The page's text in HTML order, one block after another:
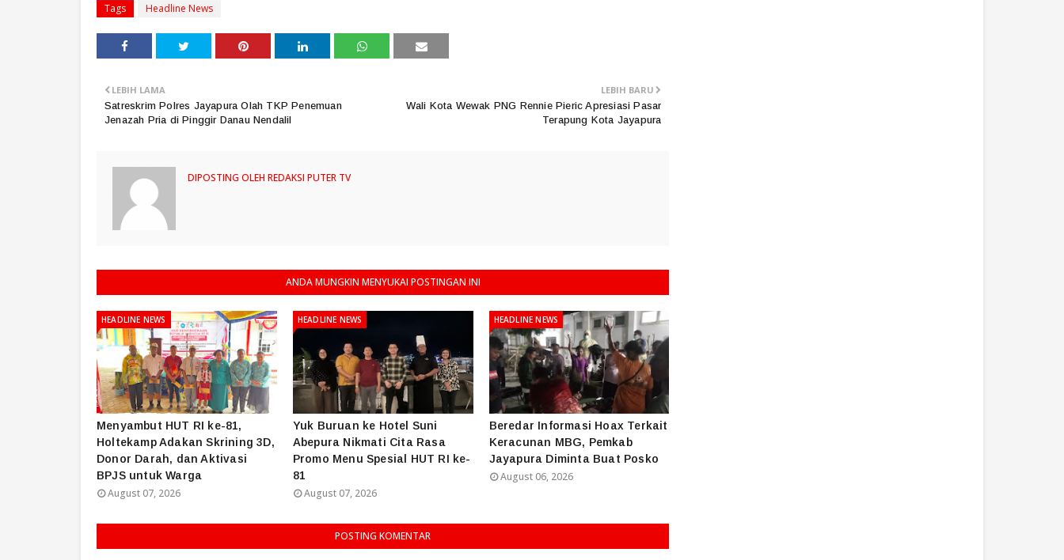
Tags Headline News
LEBIH BARU
Wali Kota Wewak PNG Rennie Pieric Apresiasi Pasar
Terapung Kota Jayapura
LEBIH LAMA
Satreskrim Polres Jayapura Olah TKP Penemuan
Jenazah Pria di Pinggir Danau Nendalil
DIPOSTING OLEH REDAKSI PUTER TV
ANDA MUNGKIN MENYUKAI POSTINGAN INI
HEADLINE NEWS
Menyambut HUT RI ke-81,
Holtekamp Adakan Skrining 3D,
Donor Darah, dan Aktivasi
BPJS untuk Warga
August 07, 2026
HEADLINE NEWS
Yuk Buruan ke Hotel Suni
Abepura Nikmati Cita Rasa
Promo Menu Spesial HUT RI ke-
81
August 07, 2026
HEADLINE NEWS
Beredar Informasi Hoax Terkait
Keracunan MBG, Pemkab
Jayapura Diminta Buat Posko
August 06, 2026
POSTING KOMENTAR